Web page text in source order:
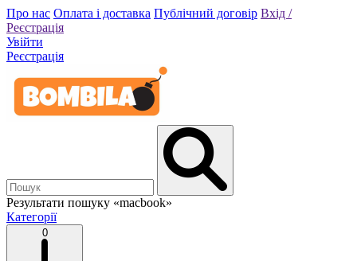
Про нас Оплата і доставка Публічний договір Вхід /
Реєстрація
Увійти
Реєстрація
Результати пошуку «macbook»
Категорії
0